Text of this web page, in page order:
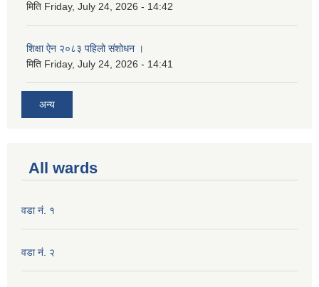
मिति Friday, July 24, 2026 - 14:42
शिक्षा ऐन २०८३ पहिलो संशोधन ।
मिति Friday, July 24, 2026 - 14:41
अन्य
All wards
वडा नं. १
वडा नं. २